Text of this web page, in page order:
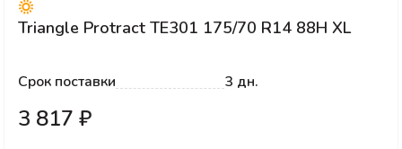
Triangle Protract TE301 175/70 R14 88H XL
Срок поставки 3 дн.
3 817 ₽